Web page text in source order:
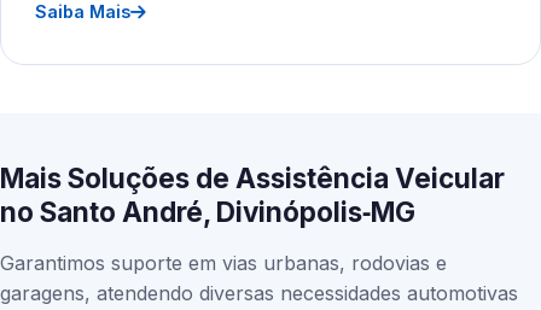
Saiba Mais
Mais Soluções de Assistência Veicular
no Santo André, Divinópolis‑MG
Garantimos suporte em vias urbanas, rodovias e
garagens, atendendo diversas necessidades automotivas